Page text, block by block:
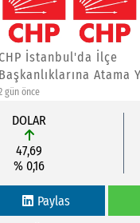
İstanbul'da İlçe
Başkanlıklarına Atama
gün önce
DOLAR
47,69
% 0,16
Paylas